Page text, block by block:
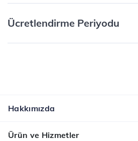
Ücretlendirme Periyodu
Hakkımızda
Ürün ve Hizmetler